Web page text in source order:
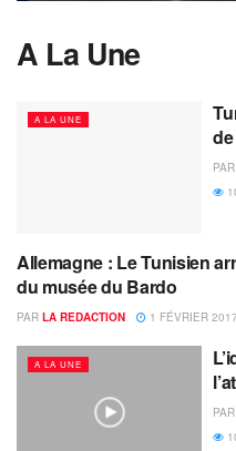
A La Une
A LA UNE
PAR
A LA UNE
Allemagne : Le Tunisien
du musée du Bardo
PAR LA REDACTION 1 FÉVRIER 2017
A LA UNE
PAR